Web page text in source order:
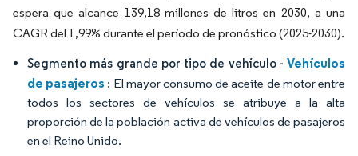
espera que alcance 139,18 millones de litros en 2030, a una
CAGR del 1,99% durante el período de pronóstico (2025-2030).
Segmento más grande por tipo de vehículo - Vehículos
de pasajeros : El mayor consumo de aceite de motor entre
todos los sectores de vehículos se atribuye a la alta
proporción de la población activa de vehículos de pasajeros
en el Reino Unido.